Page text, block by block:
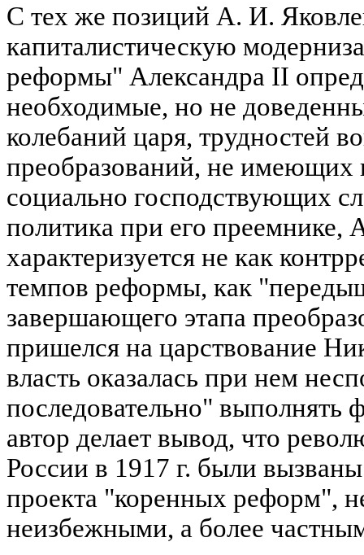
С тех же позиций А. И.
капиталистическую
реформы" Александра II
необходимые, но не
колебаний царя, трудностей
преобразований, не имеющих
социально господствующих
политика при его преемнике,
характеризуется не как
темпов реформы, как
завершающего этапа
пришелся на царствование
власть оказалась при нем
последовательно" выполнять
автор делает вывод, что
России в 1917 г. были
проекта "коренных реформ",
неизбежными, а более